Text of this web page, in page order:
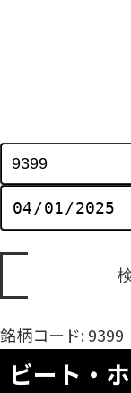
銘柄コード: 9399
ビート・